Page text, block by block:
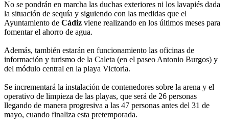
No se pondrán en marcha las duchas exteriores ni los lavapiés dada
la situación de sequía y siguiendo con las medidas que el
Ayuntamiento de Cádiz viene realizando en los últimos meses para
fomentar el ahorro de agua.
Además, también estarán en funcionamiento las oficinas de
información y turismo de la Caleta (en el paseo Antonio Burgos) y
del módulo central en la playa Victoria.
Se incrementará la instalación de contenedores sobre la arena y el
operativo de limpieza de las playas, que será de 26 personas
llegando de manera progresiva a las 47 personas antes del 31 de
mayo, cuando finaliza esta pretemporada.